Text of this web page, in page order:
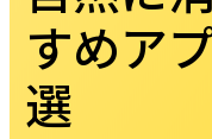
すめア
選